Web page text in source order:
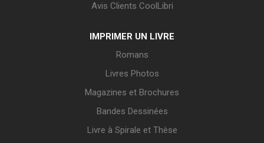
Avis Clients CoolLibri
IMPRIMER UN LIVRE
Romans
Livres Photos
Magazines et Brochures
Bandes Dessinées
Livre à Spirale et Thèse